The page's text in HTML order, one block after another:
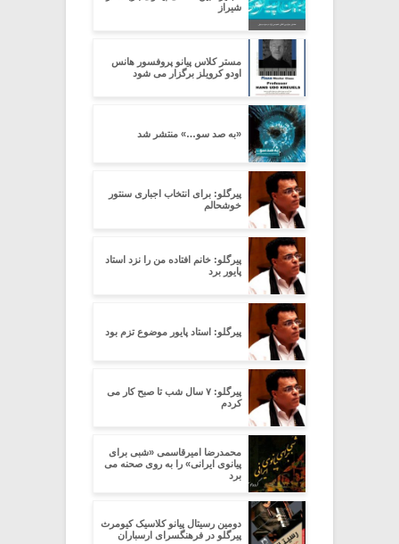
شیراز
مستر کلاس پیانو پروفسور هانس
اودو کرویلز برگزار می شود
«به صد سو…» منتشر شد
پیرگلو: برای انتخاب اجباری سنتور
خوشحالم
پیرگلو: خانم افتاده من را نزد استاد
پایور برد
پیرگلو: استاد پایور موضوع تزم بود
پیرگلو: ۷ سال شب تا صبح کار می
کردم
محمدرضا امیرقاسمی «شبی برای
پیانوی ایرانی» را به روی صحنه می
برد
دومین رسیتال پیانو کلاسیک کیومرث
پیرگلو در فرهنگسرای ارسباران